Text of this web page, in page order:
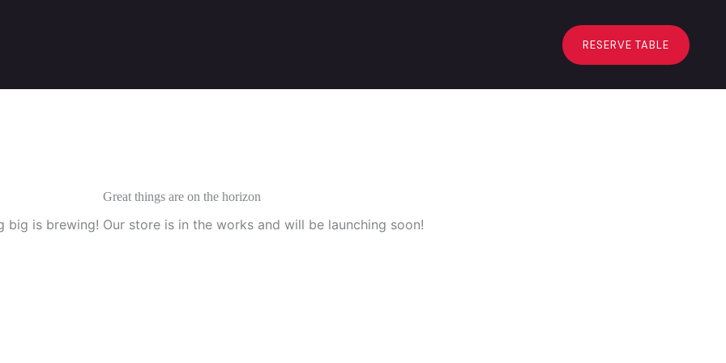
RESERVE TABLE
Great things are on the horizon
big is brewing! Our store is in the works and will be launching soon!